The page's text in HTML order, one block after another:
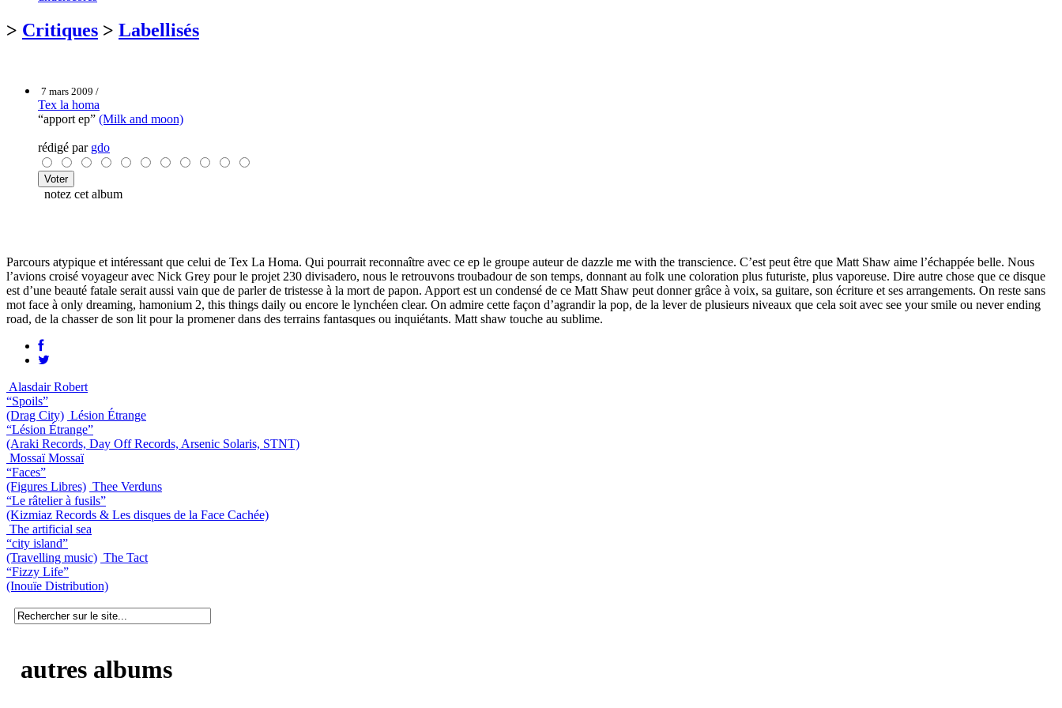
> Critiques > Labellisés
7 mars 2009 /
Tex la homa
“apport ep” (Milk and moon)
rédigé par gdo
notez cet album
Parcours atypique et intéressant que celui de Tex La Homa. Qui pourrait reconnaître avec ce ep le groupe auteur de dazzle me with the transcience. C’est peut être que Matt Shaw aime l’échappée belle. Nous
l’avions croisé voyageur avec Nick Grey pour le projet 230 divisadero, nous le retrouvons troubadour de son temps, donnant au folk une coloration plus futuriste, plus vaporeuse. Dire autre chose que ce disque
est d’une beauté fatale serait aussi vain que de parler de tristesse à la mort de papon. Apport est un condensé de ce Matt Shaw peut donner grâce à voix, sa guitare, son écriture et ses arrangements. On reste sans
mot face à only dreaming, hamonium 2, this things daily ou encore le lynchéen clear. On admire cette façon d’agrandir la pop, de la lever de plusieurs niveaux que cela soit avec see your smile ou never ending
road, de la chasser de son lit pour la promener dans des terrains fantasques ou inquiétants. Matt shaw touche au sublime.
Alasdair Robert
“Spoils”
(Drag City) Lésion Étrange
“Lésion Étrange”
(Araki Records, Day Off Records, Arsenic Solaris, STNT)
Mossaï Mossaï
“Faces”
(Figures Libres) Thee Verduns
“Le râtelier à fusils”
(Kizmiaz Records & Les disques de la Face Cachée)
The artificial sea
“city island”
(Travelling music) The Tact
“Fizzy Life”
(Inouïe Distribution)
autres albums